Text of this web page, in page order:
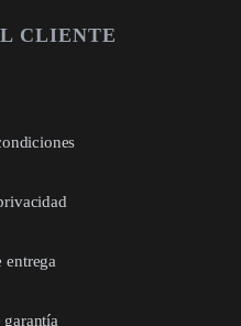
CLIENTE
entrega
garantía